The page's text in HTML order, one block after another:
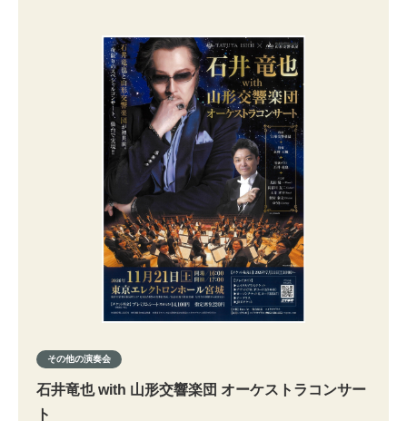
その他の演奏会
石井竜也 with 山形交響楽団 オーケストラコンサー
ト